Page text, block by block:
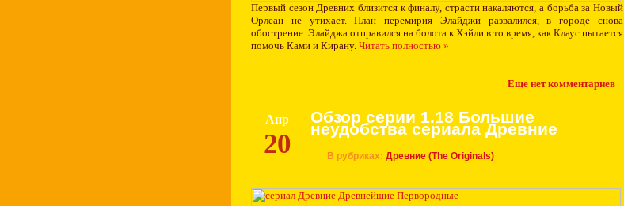
Первый сезон Древних близится к финалу, страсти накаляются, а борьба за Новый
Орлеан не утихает. План перемирия Элайджи развалился, в городе снова
обострение. Элайджа отправился на болота к Хэйли в то время, как Клаус пытается
помочь Ками и Кирану. Читать полностью »
Еще нет комментариев
Апр
20
Обзор серии 1.18 Большие
неудобства сериала Древние
В рубриках: Древние (The Originals)